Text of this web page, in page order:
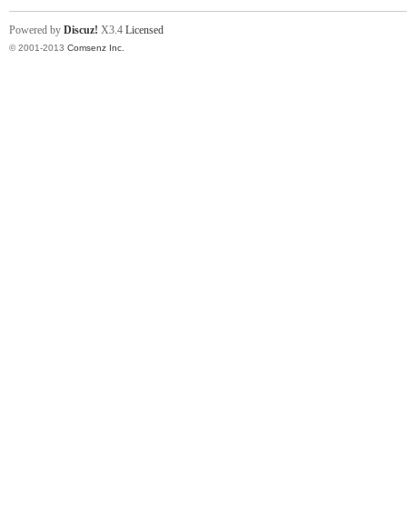
Powered by Discuz! X3.4 Licensed
© 2001-2013 Comsenz Inc.